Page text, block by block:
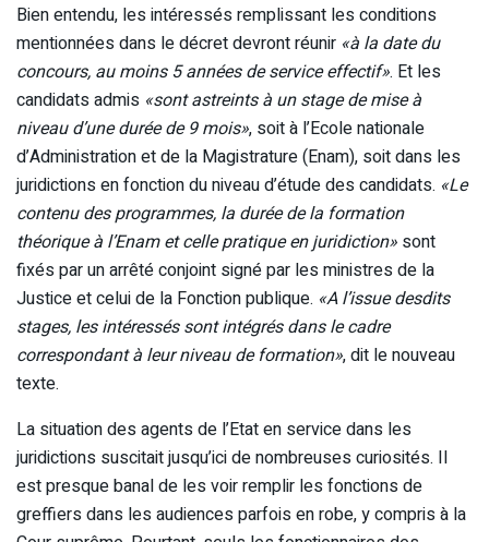
Bien entendu, les intéressés remplissant les conditions
mentionnées dans le décret devront réunir «à la date du
concours, au moins 5 années de service effectif». Et les
candidats admis «sont astreints à un stage de mise à
niveau d’une durée de 9 mois», soit à l’Ecole nationale
d’Administration et de la Magistrature (Enam), soit dans les
juridictions en fonction du niveau d’étude des candidats. «Le
contenu des programmes, la durée de la formation
théorique à l’Enam et celle pratique en juridiction» sont
fixés par un arrêté conjoint signé par les ministres de la
Justice et celui de la Fonction publique. «A l’issue desdits
stages, les intéressés sont intégrés dans le cadre
correspondant à leur niveau de formation», dit le nouveau
texte.
La situation des agents de l’Etat en service dans les
juridictions suscitait jusqu’ici de nombreuses curiosités. Il
est presque banal de les voir remplir les fonctions de
greffiers dans les audiences parfois en robe, y compris à la